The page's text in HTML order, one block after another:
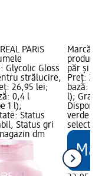
PARiS
Glycolic Gloss
strălucire,
26,95 lei;
0,4 l
1 l);
Status
Status gri
dm
Marcă:
păr și
Preț:
bază:
l);
verde